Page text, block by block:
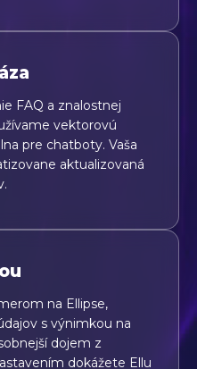
FAQ a znalostnej
vektorovú
pre chatboty. Vaša
aktualizovaná
na Ellipse,
s výnimkou na
dojem z
dokážete Ellu